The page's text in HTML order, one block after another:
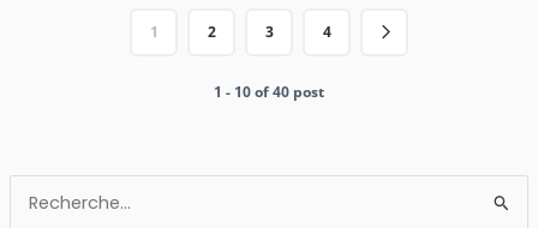
1 2 3 4
1 - 10 of 40 post
Rechercher :